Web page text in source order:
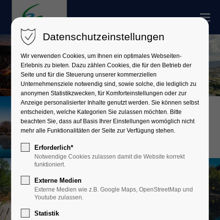
Datenschutzeinstellungen
Wir verwenden Cookies, um Ihnen ein optimales Webseiten-
Erlebnis zu bieten. Dazu zählen Cookies, die für den Betrieb der
Seite und für die Steuerung unserer kommerziellen
Unternehmensziele notwendig sind, sowie solche, die lediglich zu
anonymen Statistikzwecken, für Komforteinstellungen oder zur
Anzeige personalisierter Inhalte genutzt werden. Sie können selbst
entscheiden, welche Kategorien Sie zulassen möchten. Bitte
beachten Sie, dass auf Basis Ihrer Einstellungen womöglich nicht
mehr alle Funktionalitäten der Seite zur Verfügung stehen.
Erforderlich*
Notwendige Cookies zulassen damit die Website korrekt
funktioniert.
Externe Medien
Externe Medien wie z.B. Google Maps, OpenStreetMap und
Youtube zulassen.
Statistik